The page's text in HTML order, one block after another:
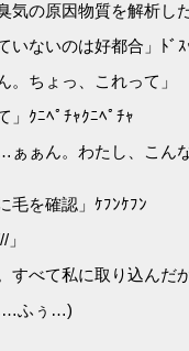
気の原因物質を解析し
ないのは好都合」ﾄﾞｽ
。ちょっ、これって」
」ｸﾆﾍﾟﾁｬｸﾆﾍﾟﾁｬ
ぁん。わたし、こん
毛を確認」ｹﾌﾝｹﾌﾝ
すべて私に取り込んだか
…ふぅ…)